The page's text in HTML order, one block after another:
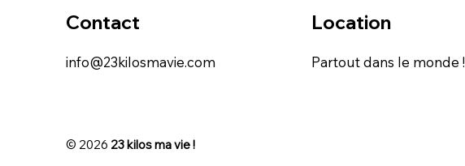
Contact
info@23kilosmavie.com
Location
Partout dans le monde !
© 2026 23 kilos ma vie !